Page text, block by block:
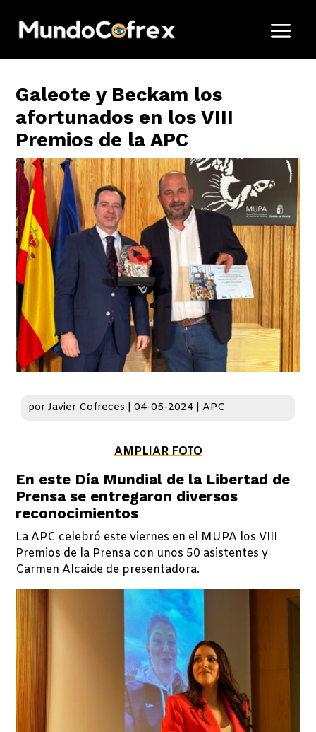
Galeote y Beckam los
afortunados en los VIII
Premios de la APC
porJavier Cofreces |04-05-2024 |APC
AMPLIAR FOTO
En este Día Mundial de la Libertad de
Prensa se entregaron diversos
reconocimientos
La APC celebró este viernes en el MUPA los VIII
Premios de la Prensa con unos 50 asistentes y
Carmen Alcaide de presentadora.